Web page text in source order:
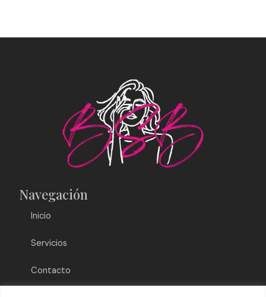
Navegación
Inicio
Servicios
Contacto